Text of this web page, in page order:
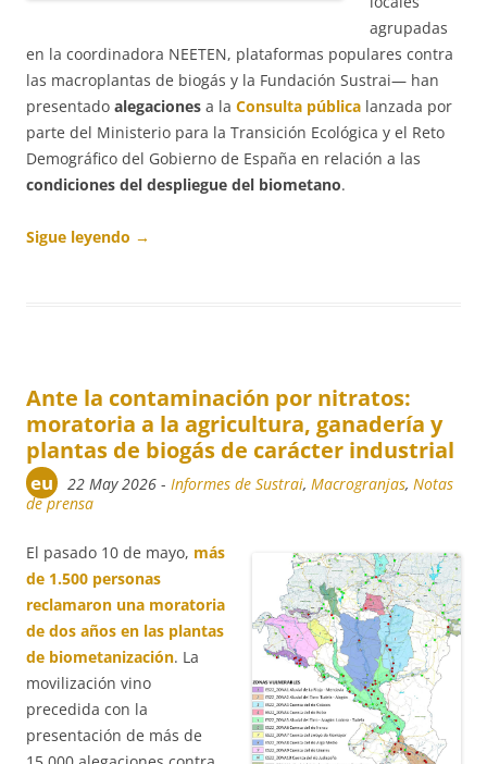
agrupadas
en la coordinadora NEETEN, plataformas populares contra
las macroplantas de biogás y la Fundación Sustrai— han
presentado alegaciones a la Consulta pública lanzada por
parte del Ministerio para la Transición Ecológica y el Reto
Demográfico del Gobierno de España en relación a las
condiciones del despliegue del biometano.
Sigue leyendo →
Ante la contaminación por nitratos:
moratoria a la agricultura, ganadería y
plantas de biogás de carácter industrial
eu 22 May 2026 -Informes de Sustrai,Macrogranjas,Notas
de prensa
El pasado 10 de mayo, más
de 1.500 personas
reclamaron una moratoria
de dos años en las plantas
de biometanización. La
movilización vino
precedida con la
presentación de más de